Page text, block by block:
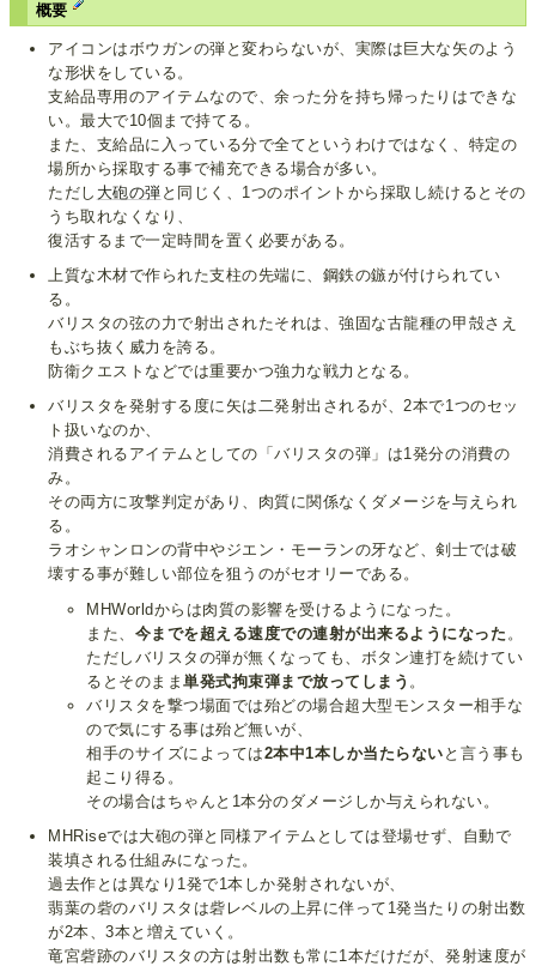
概要
アイコンはボウガンの弾と変わらないが、実際は巨大な矢のよう
な形状をしている。
支給品専用のアイテムなので、余った分を持ち帰ったりはできな
い。最大で10個まで持てる。
また、支給品に入っている分で全てというわけではなく、特定の
場所から採取する事で補充できる場合が多い。
ただし 大砲の弾 と同じく、1つのポイントから採取し続けるとその
うち取れなくなり、
復活するまで一定時間を置く必要がある。
上質な木材で作られた支柱の先端に、鋼鉄の鏃が付けられてい
る。
バリスタの弦の力で射出されたそれは、強固な古龍種の甲殻さえ
もぶち抜く威力を誇る。
防衛クエストなどでは重要かつ強力な戦力となる。
バリスタを発射する度に矢は二発射出されるが、2本で1つのセッ
ト扱いなのか、
消費されるアイテムとしての「バリスタの弾」は1発分の消費の
み。
その両方に攻撃判定があり、肉質に関係なくダメージを与えられ
る。
ラオシャンロンの背中やジエン・モーランの牙など、剣士では破
壊する事が難しい部位を狙うのがセオリーである。
MHWorldからは肉質の影響を受けるようになった。
また、 今までを超える速度での連射が出来るようになった 。
ただしバリスタの弾が無くなっても、ボタン連打を続けてい
るとそのまま単発式拘束弾まで放ってしまう 。
バリスタを撃つ場面では殆どの場合超大型モンスター相手な
ので気にする事は殆ど無いが、
相手のサイズによっては2本中1本しか当たらない と言う事も
起こり得る。
その場合はちゃんと1本分のダメージしか与えられない。
MHRiseでは大砲の弾と同様アイテムとしては登場せず、自動で
装填される仕組みになった。
過去作とは異なり1発で1本しか発射されないが、
翡葉の砦のバリスタは砦レベルの上昇に伴って1発当たりの射出数
が2本、3本と増えていく。
竜宮砦跡のバリスタの方は射出数も常に1本だけだが、発射速度が